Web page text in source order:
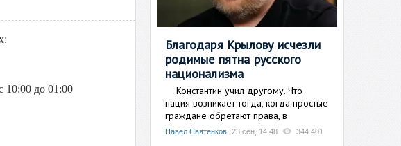
10:00 до 01:00
Благодаря Крылову исчезли
родимые пятна русского
национализма
Константин учил другому. Что
нация возникает тогда, когда простые
граждане обретают права, в
Павел Святенков 23 сен, 14:48 344 401